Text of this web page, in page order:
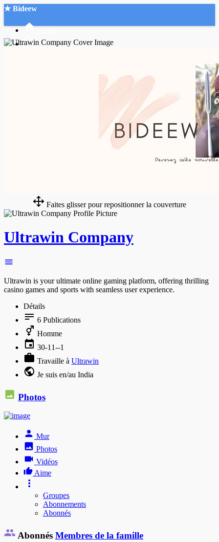
★ Bideew
Faites glisser pour repositionner la couverture
Ultrawin Company
Ultrawin is your ultimate online gaming platform, offering thrilling
casino games and sports with seamless user experience.
Détails
6 Publications
Homme
30-11--1
Travaille à Ultrawin
Je suis en/au India
Photos
Mur
Photos
Vidéos
Aime
Groupes
Abonnements
Abonnés
Abonnés Membres de la famille